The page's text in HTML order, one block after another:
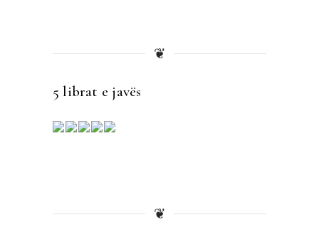
❦
5 librat e javës
❦